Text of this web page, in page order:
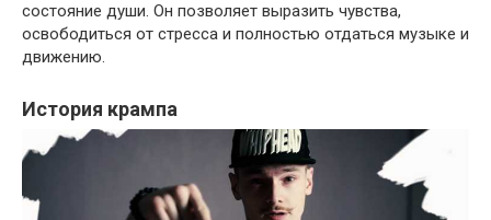
состояние души. Он позволяет выразить чувства,
освободиться от стресса и полностью отдаться музыке и
движению.
История крампа